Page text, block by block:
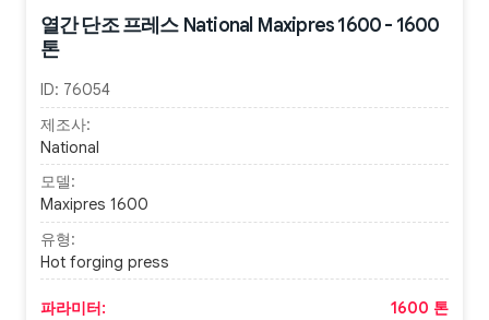
열간 단조 프레스 National Maxipres 1600 - 1600
톤
ID: 76054
제조사:
National
모델:
Maxipres 1600
유형:
Hot forging press
파라미터: 1600 톤